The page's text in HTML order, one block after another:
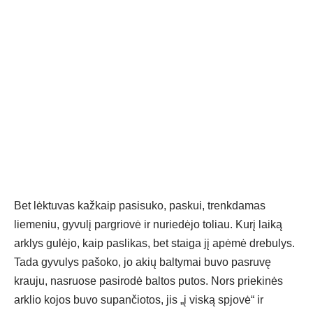
Bet lėktuvas kažkaip pasisuko, paskui, trenkdamas
liemeniu, gyvulį pargriovė ir nuriedėjo toliau. Kurį laiką
arklys gulėjo, kaip paslikas, bet staiga jį apėmė drebulys.
Tada gyvulys pašoko, jo akių baltymai buvo pasruvę
krauju, nasruose pasirodė baltos putos. Nors priekinės
arklio kojos buvo supančiotos, jis „į viską spjovė“ ir